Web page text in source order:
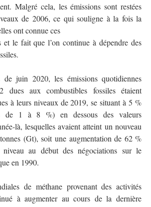
Malgré cela, les émissions sont restées
de 2006, ce qui souligne à la fois la
ont connue ces
et le fait que l’on continue à dépendre des
juin 2020, les émissions quotidiennes
dues aux combustibles fossiles étaient
à leurs niveaux de 2019, se situant à 5 %
de 1 à 8 %) en dessous des valeurs
là, lesquelles avaient atteint un nouveau
(Gt), soit une augmentation de 62 %
au début des négociations sur le
en 1990.
de méthane provenant des activités
à augmenter au cours de la dernière